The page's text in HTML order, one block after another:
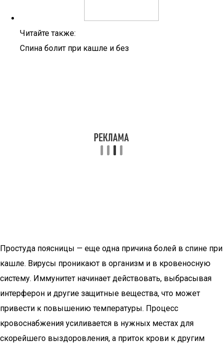
Читайте также:
Спина болит при кашле и без
Простуда поясницы — еще одна причина болей в спине при
кашле. Вирусы проникают в организм и в кровеносную
систему. Иммунитет начинает действовать, выбрасывая
интерферон и другие защитные вещества, что может
привести к повышению температуры. Процесс
кровоснабжения усиливается в нужных местах для
скорейшего выздоровления, а приток крови к другим